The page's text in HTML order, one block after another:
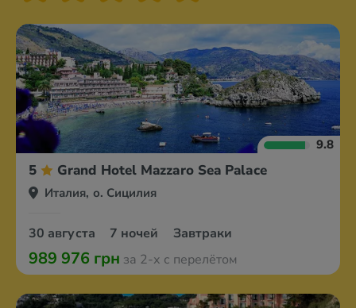
9.8
5 Grand Hotel Mazzaro Sea Palace
Италия, о. Сицилия
30 августа 7 ночей Завтраки
989 976 грн за 2-х с перелётом